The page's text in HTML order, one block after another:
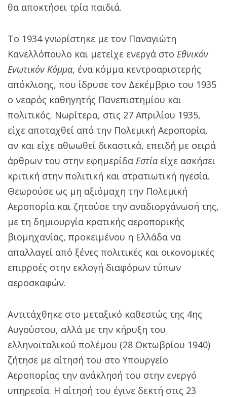
θα αποκτήσει τρία παιδιά.
Το 1934 γνωρίστηκε με τον Παναγιώτη
Κανελλόπουλο και μετείχε ενεργά στο Εθνικόν
Ενωτικόν Κόμμα, ένα κόμμα κεντροαριστερής
απόκλισης, που ίδρυσε τον Δεκέμβριο του 1935
ο νεαρός καθηγητής Πανεπιστημίου και
πολιτικός. Νωρίτερα, στις 27 Απριλίου 1935,
είχε αποταχθεί από την Πολεμική Αεροπορία,
αν και είχε αθωωθεί δικαστικά, επειδή με σειρά
άρθρων του στην εφημερίδα Εστία είχε ασκήσει
κριτική στην πολιτική και στρατιωτική ηγεσία.
Θεωρούσε ως μη αξιόμαχη την Πολεμική
Αεροπορία και ζητούσε την αναδιοργάνωσή της,
με τη δημιουργία κρατικής αεροπορικής
βιομηχανίας, προκειμένου η Ελλάδα να
απαλλαγεί από ξένες πολιτικές και οικονομικές
επιρροές στην εκλογή διαφόρων τύπων
αεροσκαφών.
Αντιτάχθηκε στο μεταξικό καθεστώς της 4ης
Αυγούστου, αλλά με την κήρυξη του
ελληνοϊταλικού πολέμου (28 Οκτωβρίου 1940)
ζήτησε με αίτησή του στο Υπουργείο
Αεροπορίας την ανάκλησή του στην ενεργό
υπηρεσία. Η αίτησή του έγινε δεκτή στις 23